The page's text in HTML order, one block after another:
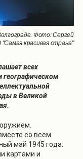
Фото: Сергей
красивая страна"
всех
в Великой
со всем
май 1945 года.
картами и